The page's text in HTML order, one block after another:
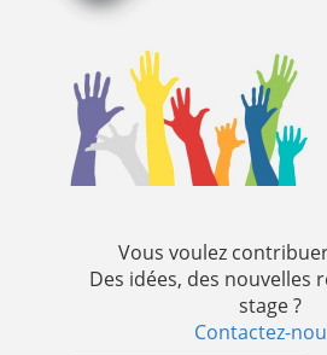
Vous voulez contribuer
Des idées, des nouvelles
stage ?
Contactez-